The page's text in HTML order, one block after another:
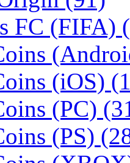
FC (FIFA)
(iOS)
(PC)
(PS)